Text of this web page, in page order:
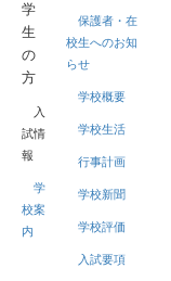
学
生
の
方
入
試情
報
学
校案
内
保護者・在
校生へのお知
らせ
学校概要
学校生活
行事計画
学校新聞
学校評価
入試要項